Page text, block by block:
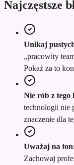
Najczęstsze
Unikaj
„pracowity
Pokaż za to
Nie rób z tego
technologii nie
znaczenie dla
Uważaj na
Zachowaj